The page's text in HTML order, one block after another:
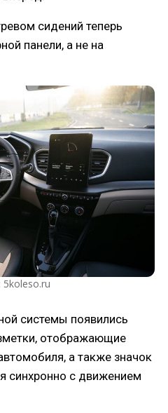
сидений теперь
панели, а не на
системы появились
отображающие
а также значок
синхронно с движением